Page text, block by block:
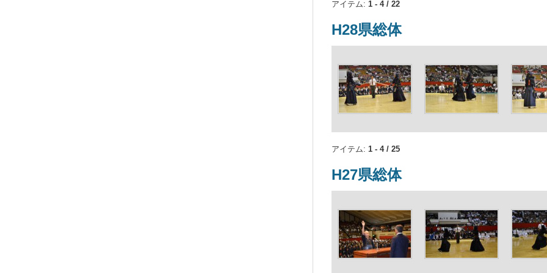
アイテム: 1 - 4 / 22
H28県総体
アイテム: 1 - 4 / 25
H27県総体